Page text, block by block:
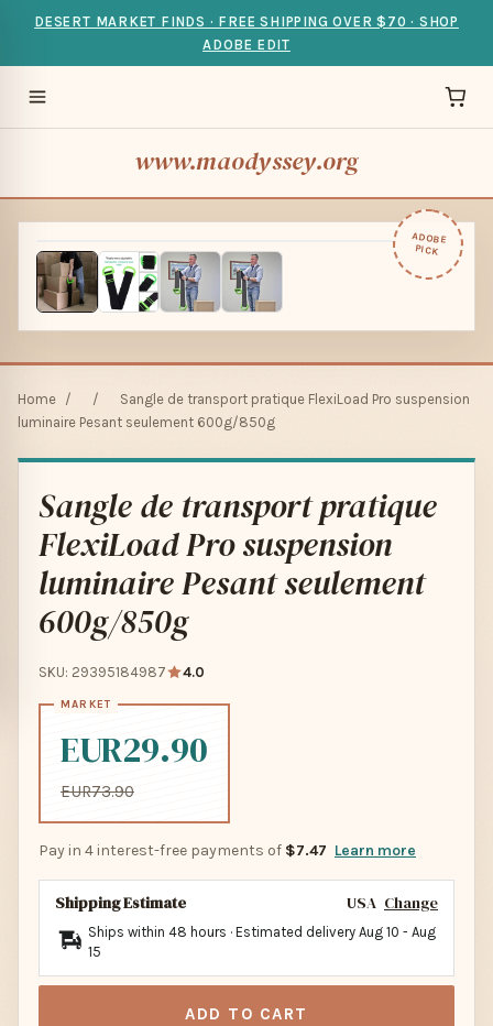
DESERT MARKET FINDS · FREE SHIPPING OVER $70 · SHOP
ADOBE EDIT
www.maodyssey.org
ADOBE
PICK
Home / /
Sangle de transport pratique FlexiLoad Pro suspension
luminaire Pesant seulement 600g/850g
Sangle de transport pratique
FlexiLoad Pro suspension
luminaire Pesant seulement
600g/850g
SKU: 29395184987 4.0
EUR29.90
EUR73.90
Pay in 4 interest-free payments of $7.47 Learn more
Shipping Estimate USA Change
Ships within 48 hours · Estimated delivery Aug 10 - Aug
15
ADD TO CART